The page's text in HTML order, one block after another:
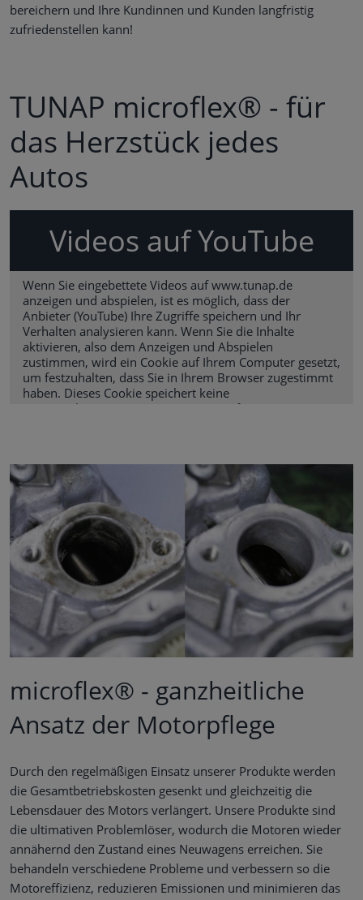
bereichern und Ihre Kundinnen und Kunden langfristig
zufriedenstellen kann!
TUNAP microflex® - für
das Herzstück jedes
Autos
Videos auf YouTube
Wenn Sie eingebettete Videos auf www.tunap.de
anzeigen und abspielen, ist es möglich, dass der
Anbieter (YouTube) Ihre Zugriffe speichern und Ihr
Verhalten analysieren kann. Wenn Sie die Inhalte
aktivieren, also dem Anzeigen und Abspielen
zustimmen, wird ein Cookie auf Ihrem Computer gesetzt,
um festzuhalten, dass Sie in Ihrem Browser zugestimmt
haben. Dieses Cookie speichert keine
personenbezogenen Daten. Weitere Informationen
Inhalte aktivieren
Alternativ können Sie auch diesen Link verwenden, um
das Video direkt auf der Plattform des Anbieters
aufzurufen: https://youtu.be/8-noOnzPRVU
microflex® - ganzheitliche
Ansatz der Motorpflege
Durch den regelmäßigen Einsatz unserer Produkte werden
die Gesamtbetriebskosten gesenkt und gleichzeitig die
Lebensdauer des Motors verlängert. Unsere Produkte sind
die ultimativen Problemlöser, wodurch die Motoren wieder
annähernd den Zustand eines Neuwagens erreichen. Sie
behandeln verschiedene Probleme und verbessern so die
Motoreffizienz, reduzieren Emissionen und minimieren das